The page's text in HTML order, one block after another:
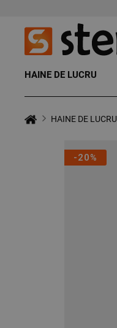
HAINE DE LUCRU
HAINE DE LUCRU
-20%